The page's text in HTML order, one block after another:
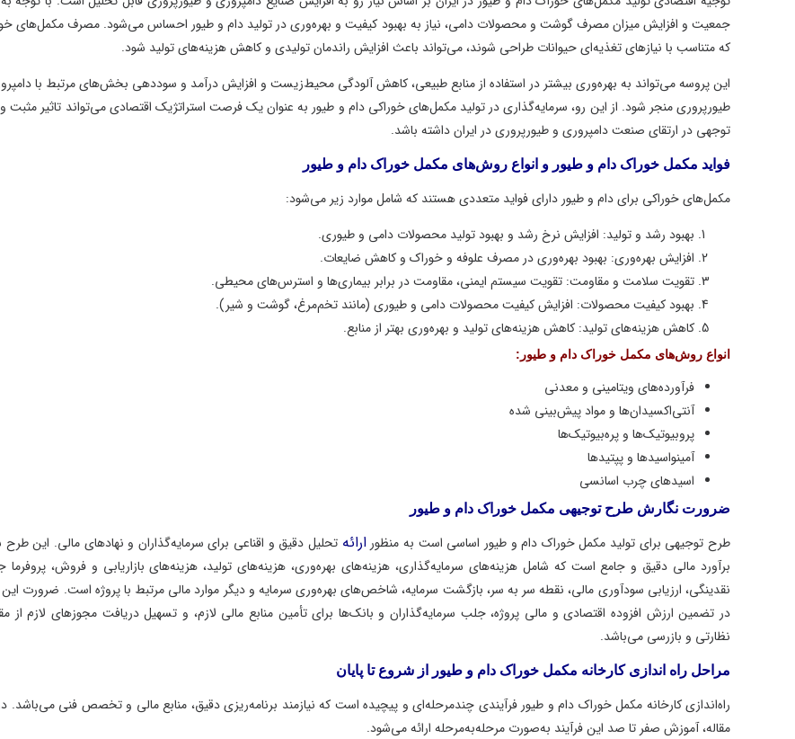
جمعیت و افزایش میزان مصرف گوشت و محصولات دامی، نیاز به بهبود کیفیت و بهره‌وری در تولید دام و طیور احساس می‌شود. مصرف مکمل‌های خوراکی
که متناسب با نیازهای تغذیه‌ای حیوانات طراحی شوند، می‌تواند باعث افزایش راندمان تولیدی و کاهش هزینه‌های تولید شود.
این پروسه می‌تواند به بهره‌وری بیشتر در استفاده از منابع طبیعی، کاهش آلودگی محیط‌زیست و افزایش درآمد و سوددهی بخش‌های مرتبط با دامپروری و
طیورپروری منجر شود. از این رو، سرمایه‌گذاری در تولید مکمل‌های خوراکی دام و طیور به عنوان یک فرصت استراتژیک اقتصادی می‌تواند تاثیر مثبت و قابل
توجهی در ارتقای صنعت دامپروری و طیورپروری در ایران داشته باشد.
فواید مکمل خوراک دام و طیور و انواع روش‌های مکمل خوراک دام و طیور
مکمل‌های خوراکی برای دام و طیور دارای فواید متعددی هستند که شامل موارد زیر می‌شود:
بهبود رشد و تولید: افزایش نرخ رشد و بهبود تولید محصولات دامی و طیوری.
افزایش بهره‌وری: بهبود بهره‌وری در مصرف علوفه و خوراک و کاهش ضایعات.
تقویت سلامت و مقاومت: تقویت سیستم ایمنی، مقاومت در برابر بیماری‌ها و استرس‌های محیطی.
بهبود کیفیت محصولات: افزایش کیفیت محصولات دامی و طیوری (مانند تخم‌مرغ، گوشت و شیر).
کاهش هزینه‌های تولید: کاهش هزینه‌های تولید و بهره‌وری بهتر از منابع.
انواع روش‌های مکمل خوراک دام و طیور:
فرآورده‌های ویتامینی و معدنی
آنتی‌اکسیدان‌ها و مواد پیش‌بینی شده
پروبیوتیک‌ها و پره‌بیوتیک‌ها
آمینواسیدها و پپتیدها
اسیدهای چرب اسانسی
ضرورت نگارش طرح توجیهی مکمل خوراک دام و طیور
طرح توجیهی برای تولید مکمل خوراک دام و طیور اساسی است به منظورارائهتحلیل دقیق و اقناعی برای سرمایه‌گذاران و نهادهای مالی. این طرح شامل
برآورد مالی دقیق و جامع است که شامل هزینه‌های سرمایه‌گذاری، هزینه‌های بهره‌وری، هزینه‌های تولید، هزینه‌های بازاریابی و فروش، پروفرما جریان
نقدینگی، ارزیابی سودآوری مالی، نقطه سر به سر، بازگشت سرمایه، شاخص‌های بهره‌وری سرمایه و دیگر موارد مالی مرتبط با پروژه است. ضرورت این طرح
در تضمین ارزش افزوده اقتصادی و مالی پروژه، جلب سرمایه‌گذاران و بانک‌ها برای تأمین منابع مالی لازم، و تسهیل دریافت مجوزهای لازم از مقامات
نظارتی و بازرسی می‌باشد.
مراحل راه اندازی کارخانه مکمل خوراک دام و طیور از شروع تا پایان
راه‌اندازی کارخانه مکمل خوراک دام و طیور فرآیندی چندمرحله‌ای و پیچیده است که نیازمند برنامه‌ریزی دقیق، منابع مالی و تخصص فنی می‌باشد. در این
مقاله، آموزش صفر تا صد این فرآیند به‌صورت مرحله‌به‌مرحله ارائه می‌شود.